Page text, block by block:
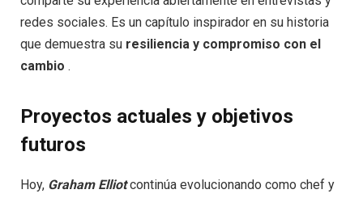
redes sociales. Es un capítulo inspirador en su historia
que demuestra su resiliencia y compromiso con el
cambio .
Proyectos actuales y objetivos
futuros
Hoy, Graham Elliotcontinúa evolucionando como chef y